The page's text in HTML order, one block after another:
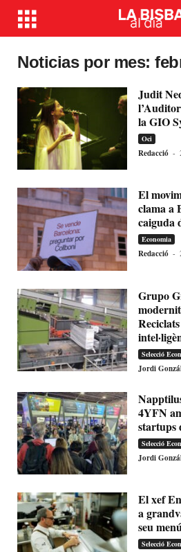
Noticias por mes:
Judit
la GIO
Oci
Redacció -
El
clama a
caiguda
Economia
Redacció -
Grupo
Selecció
Jordi
4YFN
startups
Selecció
Jordi
El xef
a
seu
Selecció